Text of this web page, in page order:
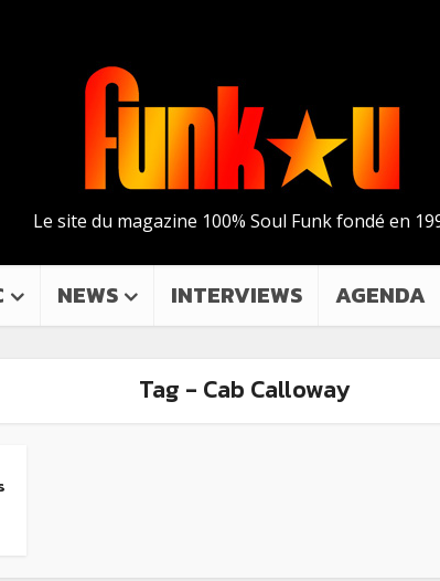
Le site du magazine 100% Soul Funk fondé en
NEWS INTERVIEWS AGENDA
Tag - Cab Calloway